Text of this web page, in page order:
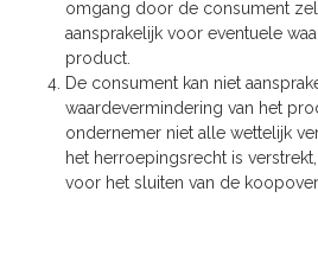
omgang door de consument
aansprakelijk voor eventuele
product.
De consument kan niet
waardevermindering van het
ondernemer niet alle wettelijk
het herroepingsrecht is
voor het sluiten van de